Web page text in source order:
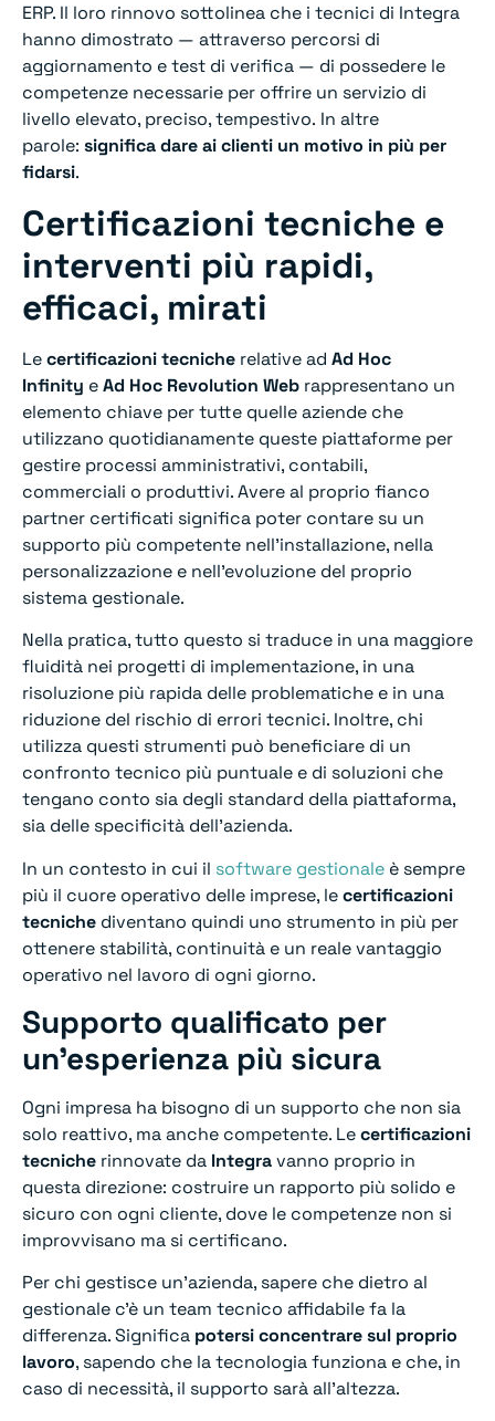
ERP. Il loro rinnovo sottolinea che i tecnici di Integra
hanno dimostrato — attraverso percorsi di
aggiornamento e test di verifica — di possedere le
competenze necessarie per offrire un servizio di
livello elevato, preciso, tempestivo. In altre
parole: significa dare ai clienti un motivo in più per
fidarsi.
Certificazioni tecniche e
interventi più rapidi,
efficaci, mirati
Lecertificazioni tecniche relative ad Ad Hoc
Infinity eAd Hoc Revolution Web rappresentano un
elemento chiave per tutte quelle aziende che
utilizzano quotidianamente queste piattaforme per
gestire processi amministrativi, contabili,
commerciali o produttivi. Avere al proprio fianco
partner certificati significa poter contare su un
supporto più competente nell’installazione, nella
personalizzazione e nell’evoluzione del proprio
sistema gestionale.
Nella pratica, tutto questo si traduce in una maggiore
fluidità nei progetti di implementazione, in una
risoluzione più rapida delle problematiche e in una
riduzione del rischio di errori tecnici. Inoltre, chi
utilizza questi strumenti può beneficiare di un
confronto tecnico più puntuale e di soluzioni che
tengano conto sia degli standard della piattaforma,
sia delle specificità dell’azienda.
In un contesto in cui il software gestionale è sempre
più il cuore operativo delle imprese, lecertificazioni
tecniche diventano quindi uno strumento in più per
ottenere stabilità, continuità e un reale vantaggio
operativo nel lavoro di ogni giorno.
Supporto qualificato per
un’esperienza più sicura
Ogni impresa ha bisogno di un supporto che non sia
solo reattivo, ma anche competente. Lecertificazioni
tecniche rinnovate da Integravanno proprio in
questa direzione: costruire un rapporto più solido e
sicuro con ogni cliente, dove le competenze non si
improvvisano ma si certificano.
Per chi gestisce un’azienda, sapere che dietro al
gestionale c’è un team tecnico affidabile fa la
differenza. Significa potersi concentrare sul proprio
lavoro, sapendo che la tecnologia funziona e che, in
caso di necessità, il supporto sarà all’altezza.